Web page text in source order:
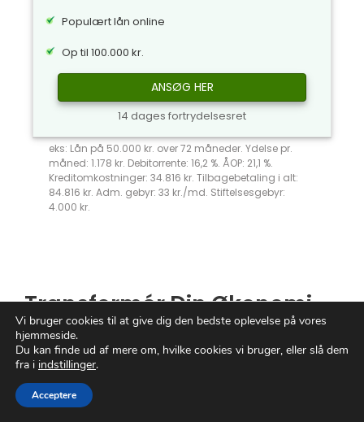
Populært lån online
Op til 100.000 kr.
ANSØG HER
14 dages fortrydelsesret
eks: Lån på 50.000 kr. over 72 måneder. Ydelse pr.
måned: 1.178 kr. Debitorrente: 16,2 %. ÅOP: 21,1 %.
Kreditomkostninger: 34.816 kr. Tilbagebetaling i alt:
84.816 kr. Adm. gebyr: 33 kr./md. Stiftelsesgebyr:
4.000 kr.
Transformér Din Økonomi
Med Minilån
Er du på jagt efter en
give din økonomi et boost?
derkan forandre dit liv. Disse små, men
Vi bruger cookies til at give dig den bedste oplevelse på vores
hjemmeside.
Du kan finde ud af mere om, hvilke cookies vi bruger, eller slå dem
fra i indstillinger.
Acceptere